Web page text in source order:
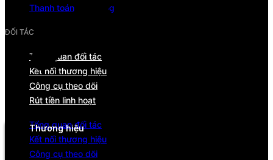
Menu
Thương hiệu
Tổng quan
Thanh toán chủ động
ĐỐI TÁC
Tổng quan đối tác
Kết nối thương hiệu
Công cụ theo dõi
Rút tiền linh hoạt
Tổng quan đối tác
Kết nối thương hiệu
Công cụ theo dõi